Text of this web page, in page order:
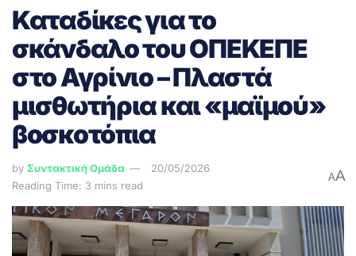
Καταδίκες για το
σκάνδαλο του ΟΠΕΚΕΠΕ
στο Αγρίνιο – Πλαστά
μισθωτήρια και «μαϊμού»
βοσκοτόπια
by Συντακτική Ομάδα
20/05/2026
Reading Time: 3 mins read
AA